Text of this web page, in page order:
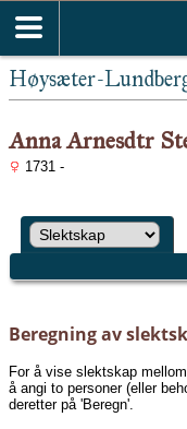
Høysæter-
Anna Arnesdtr
1731 -
Beregning av
For å vise slektskap
å angi to personer (eller
deretter på 'Beregn'.